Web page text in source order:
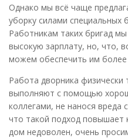
Однако мы всё чаще
уборку силами специальных
Работникам таких бригад
высокую зарплату, но,
можем обеспечить им
Работа дворника
выполняют с помощью
коллегами, не нанося
что такой подход повышает
дом недоволен, очень